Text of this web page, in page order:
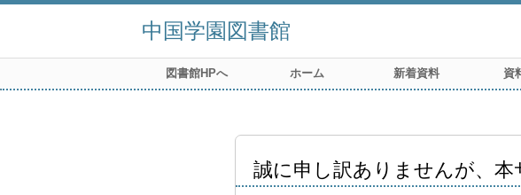
中国学園図書館
図書館HPへ ホーム 新着資料 資
誠に申し訳ありませんが、本